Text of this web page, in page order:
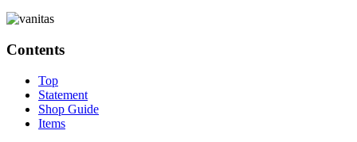
Contents
Top
Statement
Shop Guide
Items